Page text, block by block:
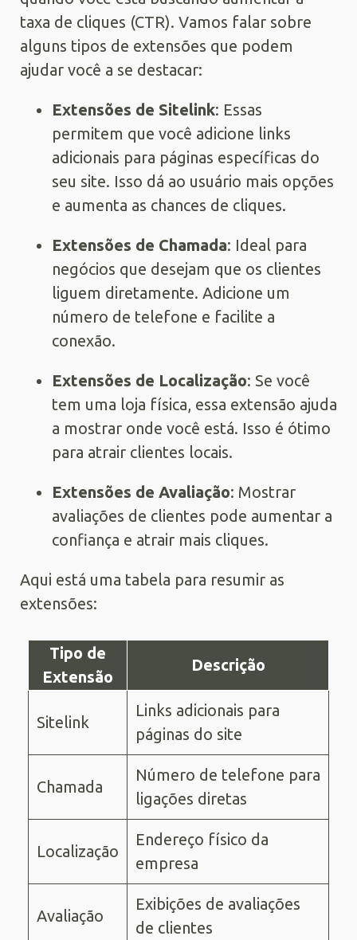
taxa de cliques (CTR). Vamos falar sobre
alguns tipos de extensões que podem
ajudar você a se destacar:
Extensões de Sitelink: Essas
permitem que você adicione links
adicionais para páginas específicas do
seu site. Isso dá ao usuário mais opções
e aumenta as chances de cliques.
Extensões de Chamada: Ideal para
negócios que desejam que os clientes
liguem diretamente. Adicione um
número de telefone e facilite a
conexão.
Extensões de Localização: Se você
tem uma loja física, essa extensão ajuda
a mostrar onde você está. Isso é ótimo
para atrair clientes locais.
Extensões de Avaliação: Mostrar
avaliações de clientes pode aumentar a
confiança e atrair mais cliques.
Aqui está uma tabela para resumir as
extensões:
Tipo de
Extensão
Descrição
Sitelink
Links adicionais para
páginas do site
Chamada
Número de telefone para
ligações diretas
Localização
Endereço físico da
empresa
Avaliação
Exibições de avaliações
de clientes